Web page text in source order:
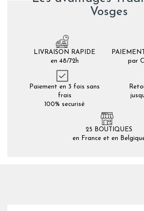
Vosges
LIVRAISON RAPIDE
en 48/72h
par
Paiement en 3 fois sans
frais
100% securisé
25 BOUTIQUES
en France et en